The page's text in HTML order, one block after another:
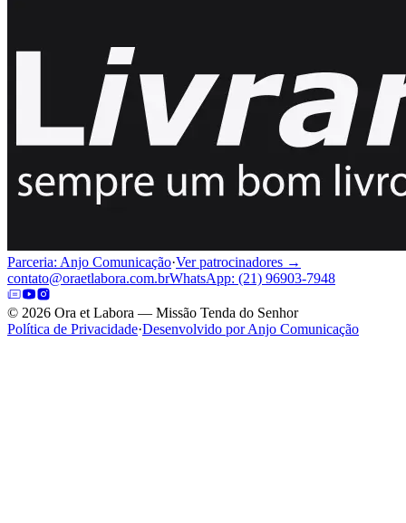
Parceria: Anjo Comunicação·Ver patrocinadores →
contato@oraetlabora.com.brWhatsApp: (21) 96903-7948
© 2026 Ora et Labora — Missão Tenda do Senhor
Política de Privacidade·Desenvolvido por Anjo Comunicação